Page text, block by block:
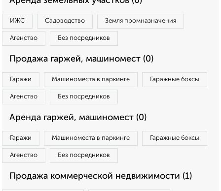
ИЖС Садоводство Земля промназначения
Агенство Без посредников
Продажа гаржей, машиномест (0)
Гаражи Машиноместа в паркинге Гаражные боксы
Агенство Без посредников
Аренда гаржей, машиномест (0)
Гаражи Машиноместа в паркинге Гаражные боксы
Агенство Без посредников
Продажа коммерческой недвижимости (1)